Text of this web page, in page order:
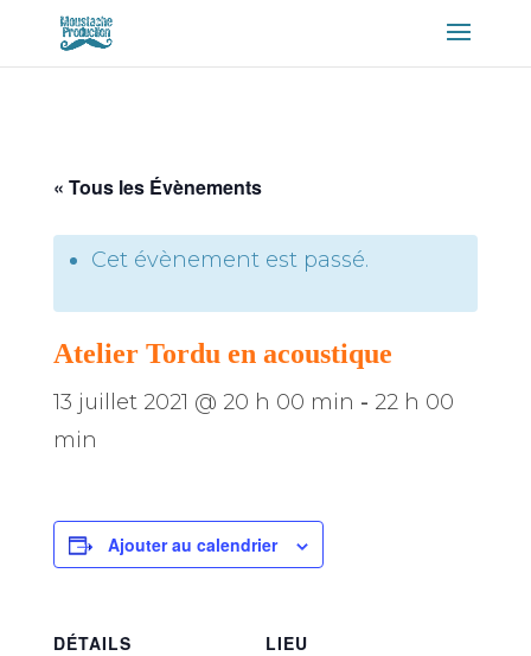
« Tous les Évènements
Cet évènement est passé.
Atelier Tordu en acoustique
13 juillet 2021 @ 20 h 00 min - 22 h 00
min
Ajouter au calendrier
DÉTAILS
LIEU